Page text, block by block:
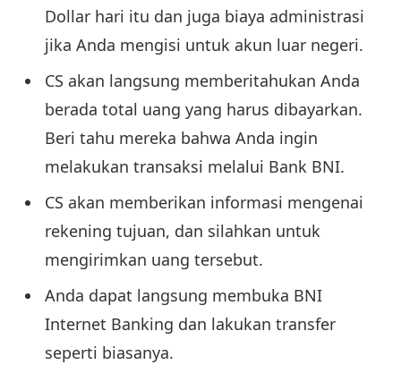
Dollar hari itu dan juga biaya administrasi
jika Anda mengisi untuk akun luar negeri.
CS akan langsung memberitahukan Anda
berada total uang yang harus dibayarkan.
Beri tahu mereka bahwa Anda ingin
melakukan transaksi melalui Bank BNI.
CS akan memberikan informasi mengenai
rekening tujuan, dan silahkan untuk
mengirimkan uang tersebut.
Anda dapat langsung membuka BNI
Internet Banking dan lakukan transfer
seperti biasanya.